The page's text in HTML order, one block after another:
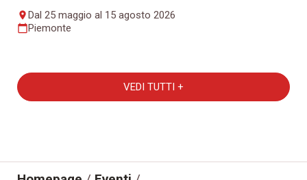
placeDal 25 maggio al 15 agosto 2026
calendar_todayPiemonte
VEDI TUTTI +